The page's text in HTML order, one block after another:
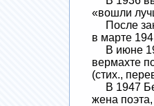
«вошли
После
в марте
В июне
вермахте
(стих.,
В 1947
жена